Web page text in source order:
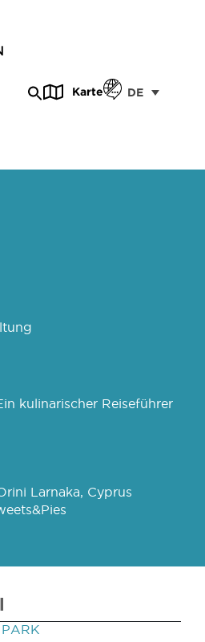
Karte DE
kulinarischer Reiseführer
Larnaka, Cyprus